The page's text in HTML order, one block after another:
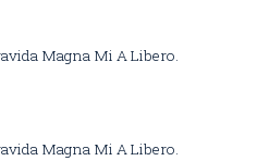
Magna Mi A Libero.
Magna Mi A Libero.